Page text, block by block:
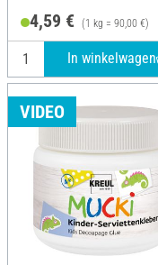
4,59 € (1 kg = 90,00 €)
In winkelwagen
VIDEO